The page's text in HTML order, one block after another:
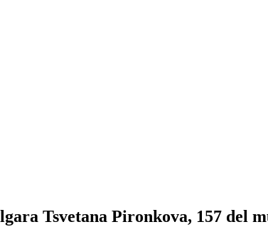
Tsvetana Pironkova, 157 del